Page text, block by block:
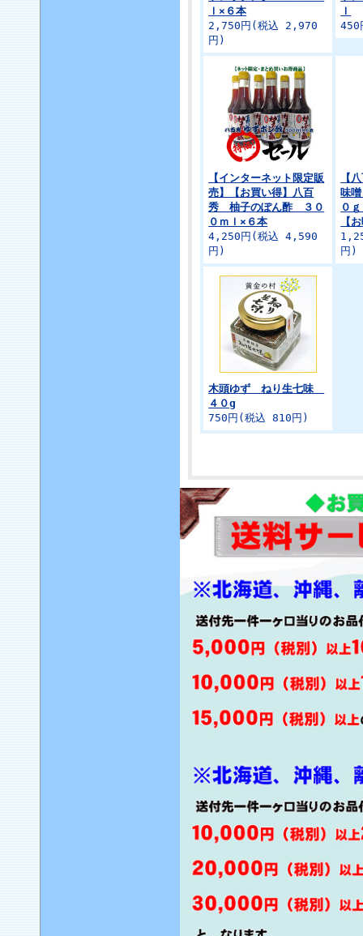
ｌ×６本
2,750円(税込 2,970
円)
ｌ
450
【インターネット限定販
売】【お買い得】八百
秀 柚子のぽん酢 ３０
０ｍｌ×６本
4,250円(税込 4,590
円)
【
味
０
【
円)
木頭ゆず ねり生七味
４０g
750円(税込 810円)